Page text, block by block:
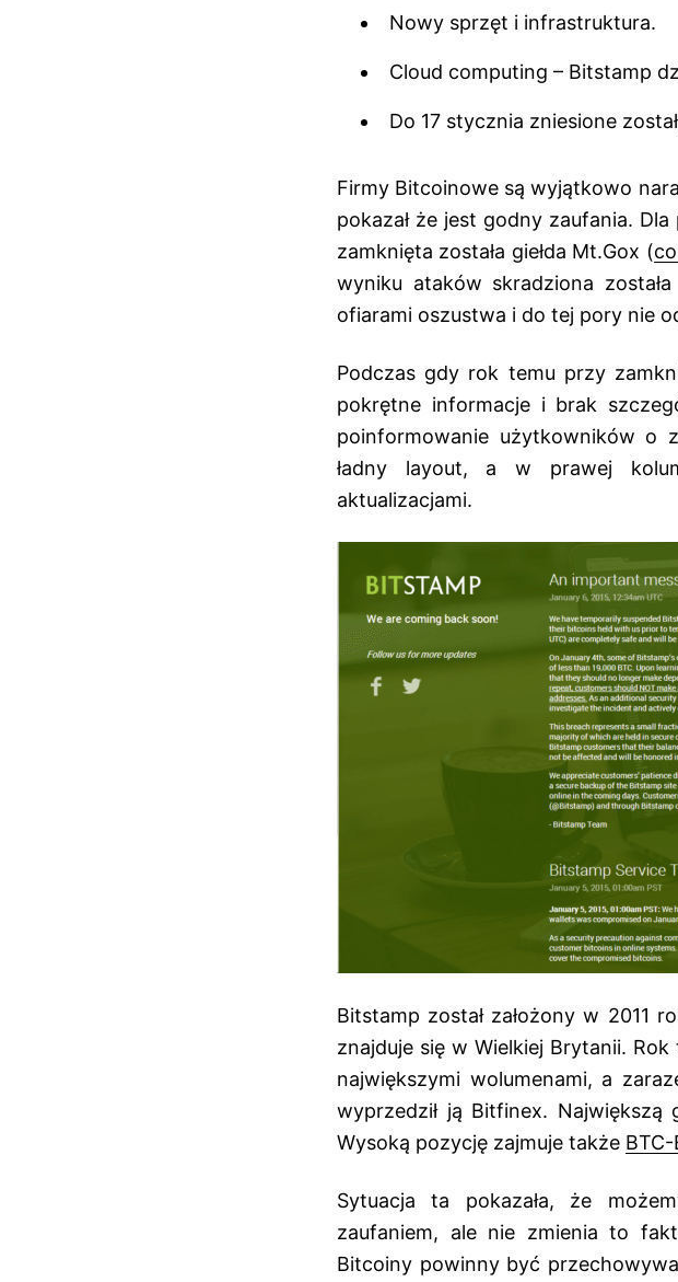
Nowy sprzęt i infrastruktura.
Cloud computing – Bitstamp
Do 17 stycznia zniesione
Firmy Bitcoinowe są wyjątkowo
pokazał że jest godny zaufania.
zamknięta została giełda Mt.Gox (
wyniku ataków skradziona
ofiarami oszustwa i do tej pory nie
Podczas gdy rok temu przy
pokrętne informacje i brak
poinformowanie użytkowników o
ładny layout, a w prawej
aktualizacjami.
Bitstamp został założony w 2011
znajduje się w Wielkiej Brytanii.
największymi wolumenami, a
wyprzedził ją Bitfinex. Największą
Wysoką pozycję zajmuje także BTC-
Sytuacja ta pokazała, że
zaufaniem, ale nie zmienia to
Bitcoiny powinny być